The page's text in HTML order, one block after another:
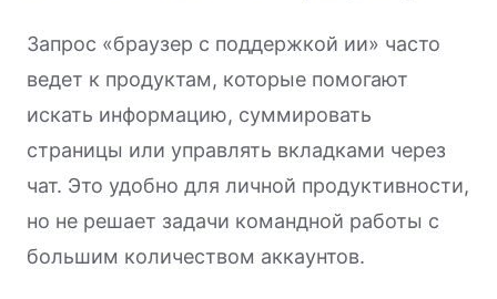
Запрос «браузер с поддержкой ии» часто
ведет к продуктам, которые помогают
искать информацию, суммировать
страницы или управлять вкладками через
чат. Это удобно для личной продуктивности,
но не решает задачи командной работы с
большим количеством аккаунтов.